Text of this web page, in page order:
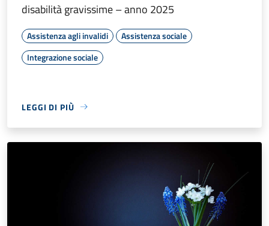
disabilità gravissime – anno 2025
Assistenza agli invalidi
Assistenza sociale
Integrazione sociale
LEGGI DI PIÙ